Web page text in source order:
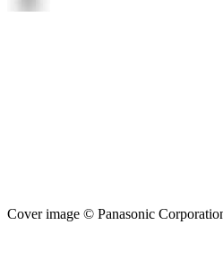
Cover image © Panasonic